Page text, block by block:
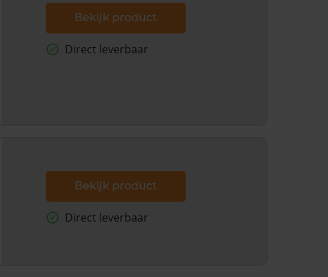
Bekijk product
Direct leverbaar
Bekijk product
Direct leverbaar